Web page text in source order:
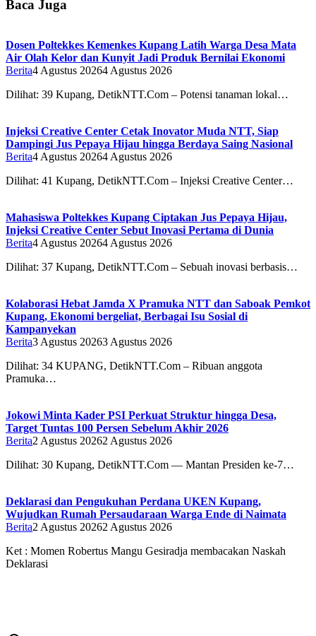
Baca Juga
Dosen Poltekkes Kemenkes Kupang Latih Warga Desa Mata
Air Olah Kelor dan Kunyit Jadi Produk Bernilai Ekonomi
Berita4 Agustus 20264 Agustus 2026
Dilihat: 39 Kupang, DetikNTT.Com – Potensi tanaman lokal…
Injeksi Creative Center Cetak Inovator Muda NTT, Siap
Dampingi Jus Pepaya Hijau hingga Berdaya Saing Nasional
Berita4 Agustus 20264 Agustus 2026
Dilihat: 41 Kupang, DetikNTT.Com – Injeksi Creative Center…
Mahasiswa Poltekkes Kupang Ciptakan Jus Pepaya Hijau,
Injeksi Creative Center Sebut Inovasi Pertama di Dunia
Berita4 Agustus 20264 Agustus 2026
Dilihat: 37 Kupang, DetikNTT.Com – Sebuah inovasi berbasis…
Kolaborasi Hebat Jamda X Pramuka NTT dan Saboak Pemkot
Kupang, Ekonomi bergeliat, Berbagai Isu Sosial di
Kampanyekan
Berita3 Agustus 20263 Agustus 2026
Dilihat: 34 ‎‎KUPANG, DetikNTT.Com – Ribuan anggota
Pramuka…
Jokowi Minta Kader PSI Perkuat Struktur hingga Desa,
Target Tuntas 100 Persen Sebelum Akhir 2026
Berita2 Agustus 20262 Agustus 2026
Dilihat: 30 Kupang, DetikNTT.Com — Mantan Presiden ke-7…
Deklarasi dan Pengukuhan Perdana UKEN Kupang,
Wujudkan Rumah Persaudaraan Warga Ende di Naimata
Berita2 Agustus 20262 Agustus 2026
Ket : Momen Robertus Mangu Gesiradja membacakan Naskah
Deklarasi